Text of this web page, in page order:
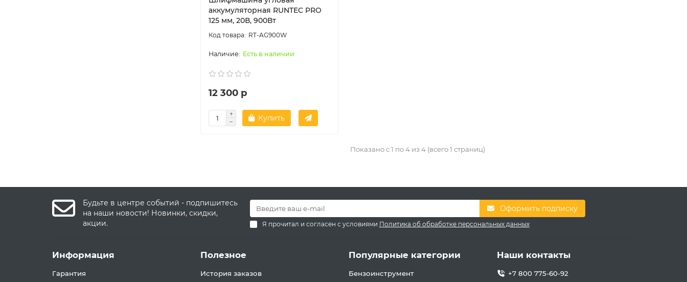
аккумуляторная RUNTEC PRO
125 мм, 20В, 900Вт
RT-AG900W
Есть в наличии
12 300 р
Купить
Показано с 1 по 4 из 4 (всего 1 страниц)
Будьте в центре событий - подпишитесь
на наши новости! Новинки, скидки,
акции.
Оформить подписку
Я прочитал и согласен с условиями Политика об обработке персональных данных
Информация
Гарантия
Полезное
История заказов
Популярные категории
Бензоинструмент
Наши контакты
+7 800 775-60-92